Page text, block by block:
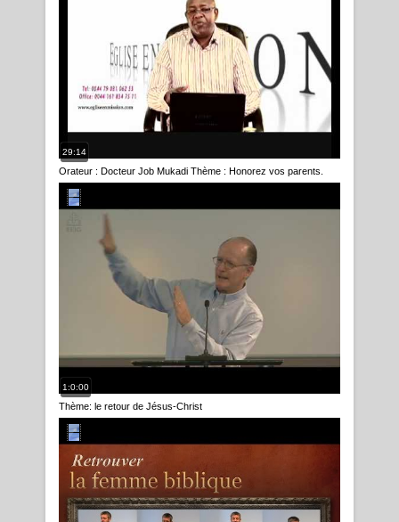
29:14
Orateur : Docteur Job Mukadi Thème : Honorez vos parents.
1:0:00
Thème: le retour de Jésus-Christ